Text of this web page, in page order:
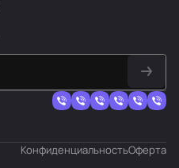
КонфиденциальностьОферта